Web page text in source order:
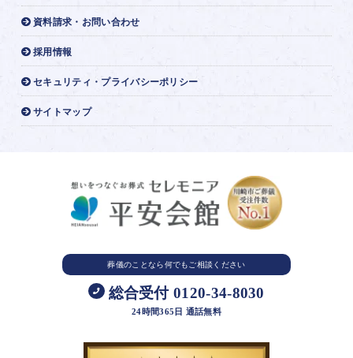
資料請求・お問い合わせ
採用情報
セキュリティ・プライバシーポリシー
サイトマップ
葬儀のことなら何でもご相談ください
総合受付 0120-34-8030
24時間365日 通話無料